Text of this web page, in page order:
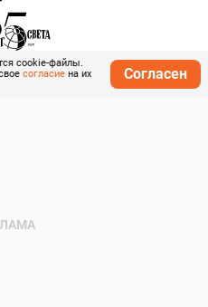
cookie-файлы.
согласие на их
Согласен